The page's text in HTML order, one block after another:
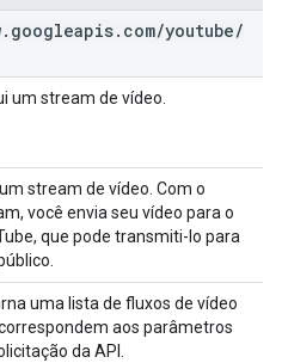
. googleapis. com/youtube/
um stream de vídeo.
stream de vídeo. Com o
você envia seu vídeo para o
que pode transmiti-lo para
uma lista de fluxos de vídeo
aos parâmetros
da API.